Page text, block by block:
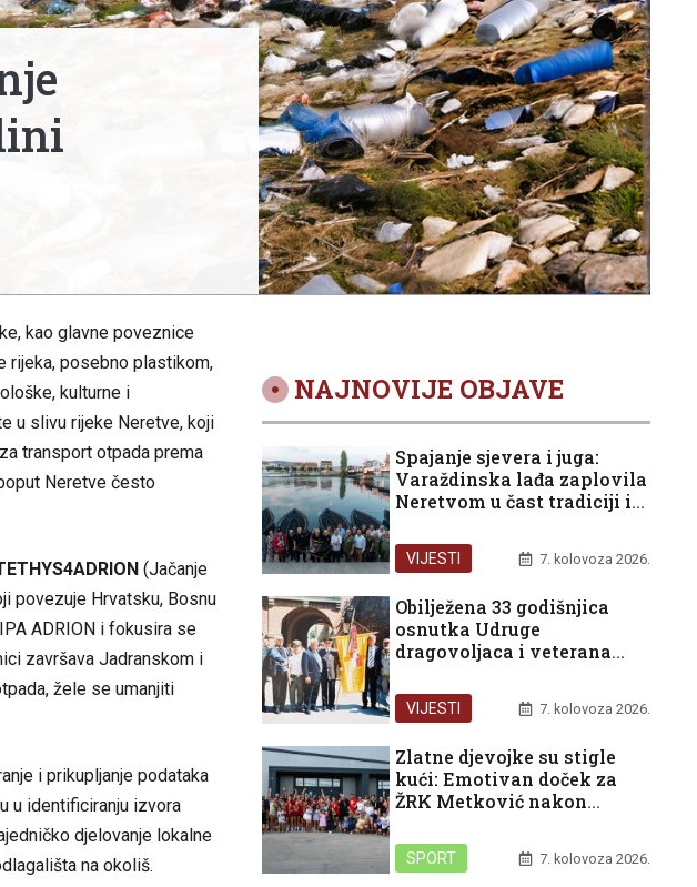
kao glavne poveznice
rijeka, posebno plastikom,
kulturne i
u slivu rijeke Neretve, koji
transport otpada prema
Neretve često
(Jačanje
povezuje Hrvatsku, Bosnu
ADRION i fokusira se
završava Jadranskom i
žele se umanjiti
i prikupljanje podataka
u identificiranju izvora
djelovanje lokalne
na okoliš.
NAJNOVIJE OBJAVE
Spajanje sjevera i juga:
Varaždinska lađa zaplovila
Neretvom u čast tradiciji i
VIJESTI 7. kolovoza 2026.
Obilježena 33 godišnjica
osnutka Udruge
dragovoljaca i veterana
Republike Hrvatske u
organizaciji Podružnice
županije
VIJESTI 7. kolovoza 2026.
Zlatne djevojke su stigle
kući: Emotivan doček za
ŽRK Metković nakon
Rijeci
SPORT 7. kolovoza 2026.